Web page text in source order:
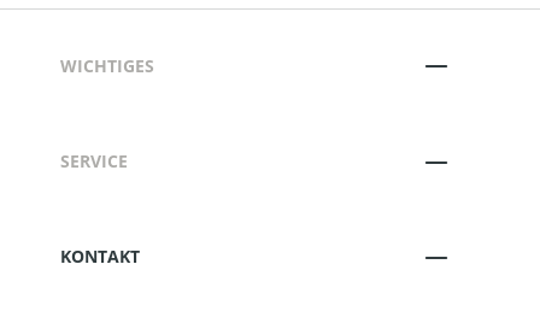
WICHTIGES
SERVICE
KONTAKT